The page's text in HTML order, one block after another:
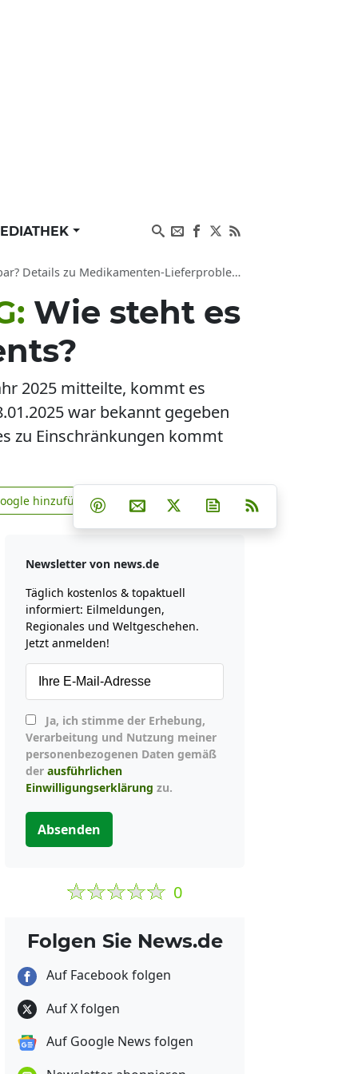
Lieferproblemen und Verfügbarkeit aktuell
Wie steht es
2025 mitteilte, kommt es
war bekannt gegeben
zu Einschränkungen kommt
news.de zu Google hinzufügen
hinzufügen Teilen auf Facebook
Teilen auf Whatsapp
Teilen auf Telegram
Teilen auf Pinterest
Per E-Mail teilen
Post auf XNewsletter
Newsletter von news.de
Täglich kostenlos & topaktuell
informiert: Eilmeldungen,
Regionales und Weltgeschehen.
Jetzt anmelden!
Verarbeitung und Nutzung meiner
personenbezogenen Daten gemäß
der ausführlichen
Einwilligungserklärung zu.
Absenden
0
Folgen Sie News.de
Auf Facebook folgen
Auf X folgen
Auf Google News folgen